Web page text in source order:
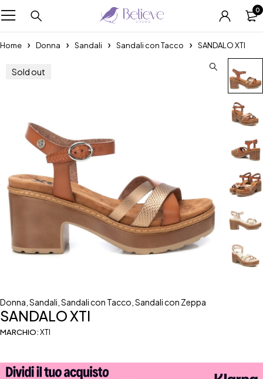
0
Home Donna Sandali Sandali con Tacco SANDALO XTI
Sold out
Donna Sandali Sandali con Tacco Sandali con Zeppa
SANDALO XTI
MARCHIO:XTI